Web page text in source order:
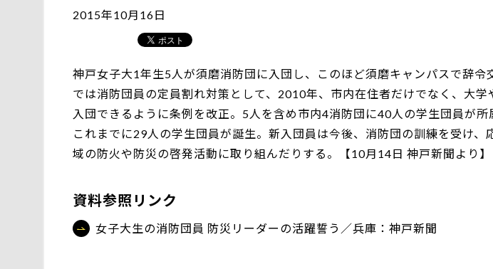
2015年10月16日
神戸女子大1年生5人が須磨消防団に入団し、このほど須磨キャンパスで辞令
では消防団員の定員割れ対策として、2010年、市内在住者だけでなく、大学
入団できるように条例を改正。5人を含め市内4消防団に40人の学生団員が所
これまでに29人の学生団員が誕生。新入団員は今後、消防団の訓練を受け、
域の防火や防災の啓発活動に取り組んだりする。【10月14日 神戸新聞より】
資料参照リンク
女子大生の消防団員 防災リーダーの活躍誓う／兵庫：神戸新聞